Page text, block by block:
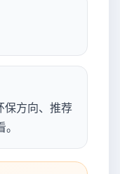
保方向、推荐